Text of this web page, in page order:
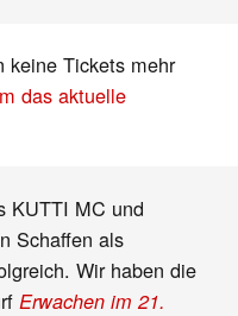
keine Tickets mehr
das aktuelle
KUTTI MC und
Schaffen als
Wir haben die
Erwachen im 21.